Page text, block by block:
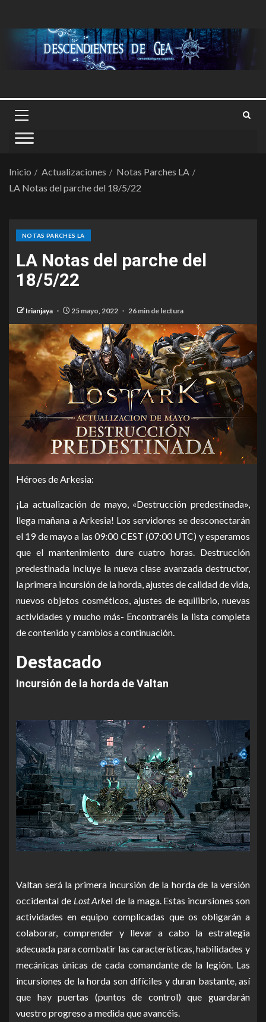
Inicio Actualizaciones
Notas Parches LA
LA Notas del parche del 18/5/22
NOTAS PARCHES LA
LA Notas del parche del
18/5/22
Irianjaya 25 mayo, 2022 26 min de lectura
Héroes de Arkesia:
¡La actualización de mayo, «Destrucción predestinada»,
llega mañana a Arkesia! Los servidores se desconectarán
el 19 de mayo a las 09:00 CEST (07:00 UTC) y esperamos
que el mantenimiento dure cuatro horas. Destrucción
predestinada incluye la nueva clase avanzada destructor,
la primera incursión de la horda, ajustes de calidad de vida,
nuevos objetos cosméticos, ajustes de equilibrio, nuevas
actividades y mucho más- Encontraréis la lista completa
de contenido y cambios a continuación.
Destacado
Incursión de la horda de Valtan
Valtan será la primera incursión de la horda de la versión
occidental de Lost Arkel de la maga. Estas incursiones son
actividades en equipo complicadas que os obligarán a
colaborar, comprender y llevar a cabo la estrategia
adecuada para combatir las características, habilidades y
mecánicas únicas de cada comandante de la legión. Las
incursiones de la horda son difíciles y duran bastante, así
que hay puertas (puntos de control) que guardarán
vuestro progreso a medida que avancéis.